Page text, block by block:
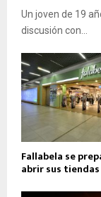
Un joven de 19
discusión con...
Fallabela se
abrir sus tiendas